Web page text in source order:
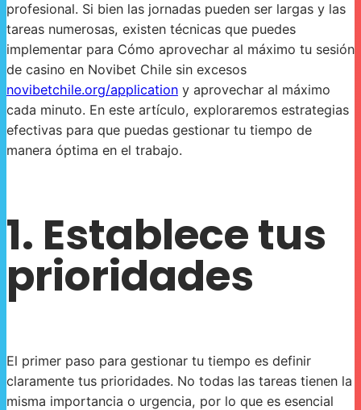
profesional. Si bien las jornadas pueden ser largas y las
tareas numerosas, existen técnicas que puedes
implementar para Cómo aprovechar al máximo tu sesión
de casino en Novibet Chile sin excesos
novibetchile.org/application y aprovechar al máximo
cada minuto. En este artículo, exploraremos estrategias
efectivas para que puedas gestionar tu tiempo de
manera óptima en el trabajo.
1. Establece tus
prioridades
El primer paso para gestionar tu tiempo es definir
claramente tus prioridades. No todas las tareas tienen la
misma importancia o urgencia, por lo que es esencial